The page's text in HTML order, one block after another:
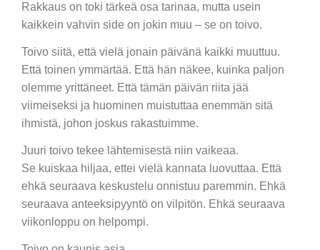
Rakkaus on toki tärkeä osa tarinaa, mutta usein
kaikkein vahvin side on jokin muu – se on toivo.
Toivo siitä, että vielä jonain päivänä kaikki muuttuu.
Että toinen ymmärtää. Että hän näkee, kuinka paljon
olemme yrittäneet. Että tämän päivän riita jää
viimeiseksi ja huominen muistuttaa enemmän sitä
ihmistä, johon joskus rakastuimme.
Juuri toivo tekee lähtemisestä niin vaikeaa.
Se kuiskaa hiljaa, ettei vielä kannata luovuttaa. Että
ehkä seuraava keskustelu onnistuu paremmin. Ehkä
seuraava anteeksipyyntö on vilpitön. Ehkä seuraava
viikonloppu on helpompi.